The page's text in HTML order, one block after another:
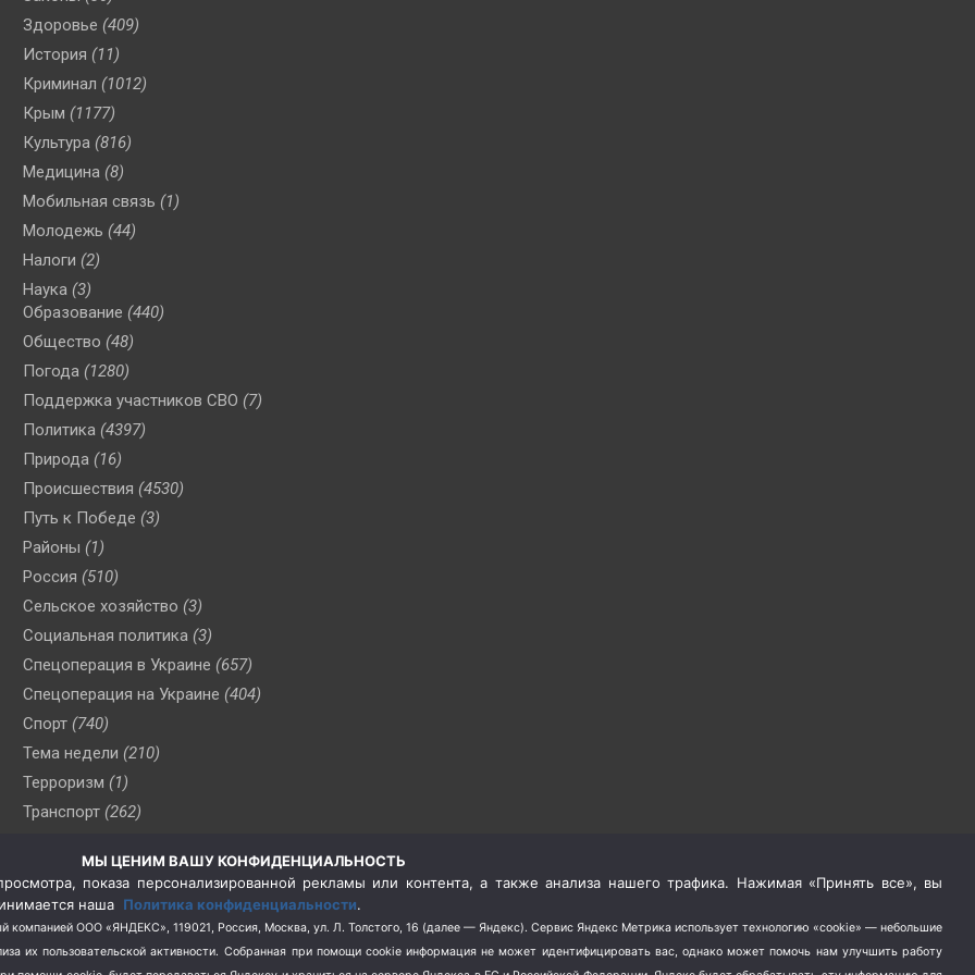
Здоровье (409)
История (11)
Криминал (1012)
Крым (1177)
Культура (816)
Медицина (8)
Мобильная связь (1)
Молодежь (44)
Налоги (2)
Наука (3)
Образование (440)
Общество (48)
Погода (1280)
Поддержка участников СВО (7)
Политика (4397)
Природа (16)
Происшествия (4530)
Путь к Победе (3)
Районы (1)
Россия (510)
Сельское хозяйство (3)
Социальная политика (3)
Спецоперация в Украине (657)
Спецоперация на Украине (404)
Спорт (740)
Тема недели (210)
Терроризм (1)
Транспорт (262)
(76)
Цены (2)
Школа и спорт (2)
Экология (8)
МЫ ЦЕНИМ ВАШУ КОНФИДЕНЦИАЛЬНОСТЬ
показа персонализированной рекламы или контента, а также анализа нашего трафика. Нажимая «Принять все», вы
наша Политика конфиденциальности.
компанией ООО «ЯНДЕКС», 119021, Россия, Москва, ул. Л. Толстого, 16 (далее — Яндекс). Сервис Яндекс Метрика использует технологию «cookie» — небольшие
их пользовательской активности. Собранная при помощи cookie информация не может идентифицировать вас, однако может помочь нам улучшить работу